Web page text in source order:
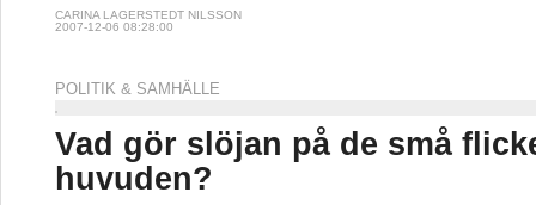
CARINA LAGERSTEDT NILSSON
2007-12-06 08:28:00
POLITIK & SAMHÄLLE
Vad gör slöjan på de små
huvuden?